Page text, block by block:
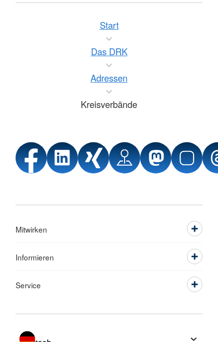
Start
Das DRK
Adressen
Kreisverbände
Mitwirken
Informieren
Service
Sprache wechseln zu